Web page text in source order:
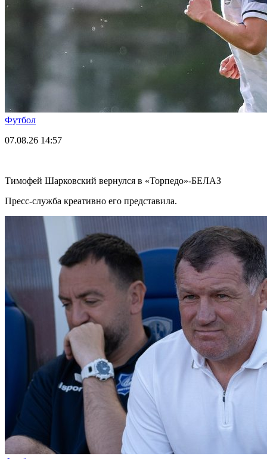
Футбол
07.08.26 14:57
Тимофей Шарковский вернулся в «Торпедо»-БЕЛАЗ
Пресс-служба креативно его представила.